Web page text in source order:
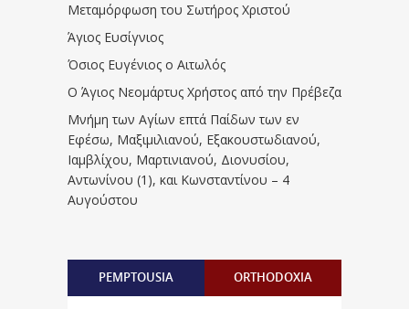
Μεταμόρφωση του Σωτήρος Χριστού
Άγιος Ευσίγνιος
Όσιος Ευγένιος ο Αιτωλός
Ο Άγιος Νεομάρτυς Χρήστος από την Πρέβεζα
Μνήμη των Aγίων επτά Παίδων των εν
Eφέσω, Mαξιμιλιανού, Eξακουστωδιανού,
Iαμβλίχου, Mαρτινιανού, Διονυσίου,
Aντωνίνου (1), και Kωνσταντίνου – 4
Αυγούστου
PEMPTOUSIA ORTHODOXIA